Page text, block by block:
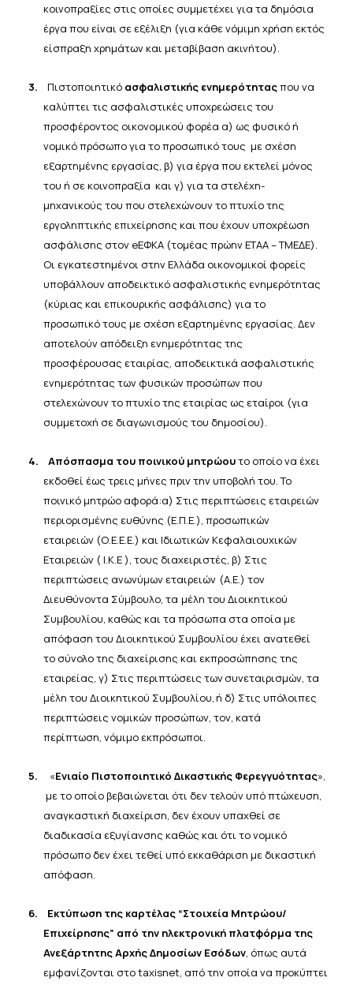
κοινοπραξίες στις οποίες συμμετέχει για τα δημόσια
έργα που είναι σε εξέλιξη (για κάθε νόμιμη χρήση εκτός
είσπραξη χρημάτων και μεταβίβαση ακινήτου).
3. Πιστοποιητικό ασφαλιστικής ενημερότηταςπου να
καλύπτει τις ασφαλιστικές υποχρεώσεις του
προσφέροντος οικονομικού φορέα α) ως φυσικό ή
νομικό πρόσωπο για το προσωπικό τους με σχέση
εξαρτημένης εργασίας, β) για έργα που εκτελεί μόνος
του ή σε κοινοπραξία και γ) για τα στελέχη-
μηχανικούς του που στελεχώνουν το πτυχίο της
εργοληπτικής επιχείρησης και που έχουν υποχρέωση
ασφάλισης στον eΕΦΚΑ (τομέας πρώην ΕΤΑΑ –ΤΜΕΔΕ).
Οι εγκατεστημένοι στην Ελλάδα οικονομικοί φορείς
υποβάλλουν αποδεικτικό ασφαλιστικής ενημερότητας
(κύριας και επικουρικής ασφάλισης) για το
προσωπικό τους με σχέση εξαρτημένης εργασίας. Δεν
αποτελούν απόδειξη ενημερότητας της
προσφέρουσας εταιρίας, αποδεικτικά ασφαλιστικής
ενημερότητας των φυσικώνπροσώπωνπου
στελεχώνουν το πτυχίοτης εταιρίας ως εταίροι (για
συμμετοχή σε διαγωνισμούς του δημοσίου).
4. Απόσπασμα του ποινικού μητρώουτο οποίο να έχει
εκδοθεί έως τρεις μήνες πριν την υποβολή του. Το
ποινικό μητρώο αφορά:α) Στις περιπτώσεις εταιρειών
περιορισμένης ευθύνης (Ε.Π.Ε.), προσωπικών
εταιρειών (Ο.Ε.Ε.Ε.) και ΙδιωτικώνΚεφαλαιουχικών
Εταιρειών ( Ι.Κ.Ε ), τους διαχειριστές, β) Στις
περιπτώσεις ανωνύμων εταιρειών (Α.Ε.) τον
Διευθύνοντα Σύμβουλο, τα μέλη του Διοικητικού
Συμβουλίου, καθώς και τα πρόσωπα στα οποία με
απόφαση του Διοικητικού Συμβουλίου έχει ανατεθεί
το σύνολοτης διαχείρισης και εκπροσώπησης της
εταιρείας, γ) Στις περιπτώσεις τωνσυνεταιρισμών, τα
μέλη του Διοικητικού Συμβουλίου, ή δ) Στις υπόλοιπες
περιπτώσεις νομικώνπροσώπων, τον, κατά
περίπτωση, νόμιμο εκπρόσωποι.
5. «Ενιαίο Πιστοποιητικό Δικαστικής Φερεγγυότητας»,
με το οποίο βεβαιώνεται ότι δεν τελούν υπό πτώχευση,
αναγκαστική διαχείριση, δεν έχουν υπαχθεί σε
διαδικασία εξυγίανσης καθώς και ότι το νομικό
πρόσωπο δεν έχει τεθεί υπό εκκαθάριση με δικαστική
απόφαση.
6.
Εκτύπωση της καρτέλας “Στοιχεία Μητρώου/
Επιχείρησης” από την ηλεκτρονική πλατφόρμα της
Ανεξάρτητης Αρχής Δημοσίων Εσόδων , όπως αυτά
εμφανίζονται στο taxisnet, από την οποία να προκύπτει